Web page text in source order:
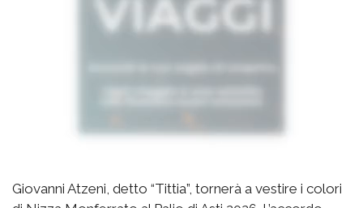
Giovanni Atzeni, detto “Tittia”, tornerà a vestire i colori